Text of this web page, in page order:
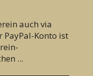
auch via
PayPal-Konto ist
...